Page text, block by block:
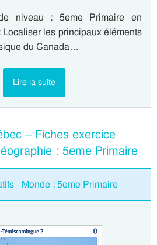
niveau : 5eme Primaire en
les principaux éléments
du Canada…
Lire la suite
– Fiches exercice
: 5eme Primaire
- Monde : 5eme Primaire